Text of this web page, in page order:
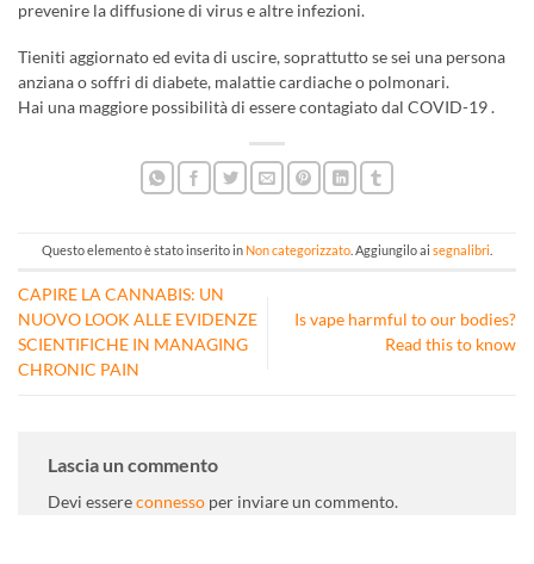
prevenire la diffusione di virus e altre infezioni.
Tieniti aggiornato ed evita di uscire, soprattutto se sei una persona
anziana o soffri di diabete, malattie cardiache o polmonari.
Hai una maggiore possibilità di essere contagiato dal COVID-19 .
Questo elemento è stato inserito in Non categorizzato . Aggiungilo ai segnalibri
CAPIRE LA CANNABIS: UN
NUOVO LOOK ALLE EVIDENZE
SCIENTIFICHE IN MANAGING
CHRONIC PAIN
Is vape harmful to our bodies?
Read this to know
Lascia un commento
Devi essereconnesso per inviare un commento.